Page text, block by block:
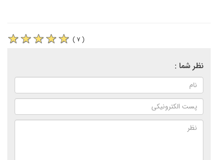
( ۷ )
نظر شما :